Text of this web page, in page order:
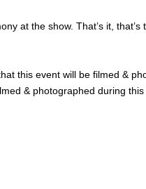
at the show. That’s it,
this event will be filmed &
& photographed during this